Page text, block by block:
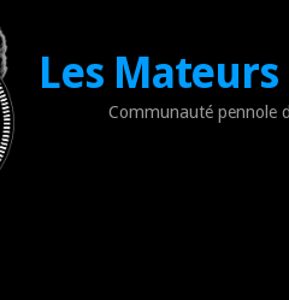
Les
Communauté pennole